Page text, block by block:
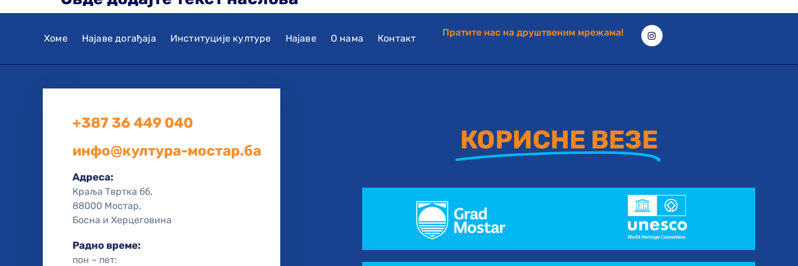
Хоме Најаве догађаја Институције културе Најаве О нама Контакт
Пратите нас на друштвеним мрежама!
+387 36 449 040
инфо@култура-мостар.ба
Адреса:
Краља Твртка бб,
88000 Мостар,
Босна и Херцеговина
Радно време:
пон – пет:
КОРИСНЕ ВЕЗЕ